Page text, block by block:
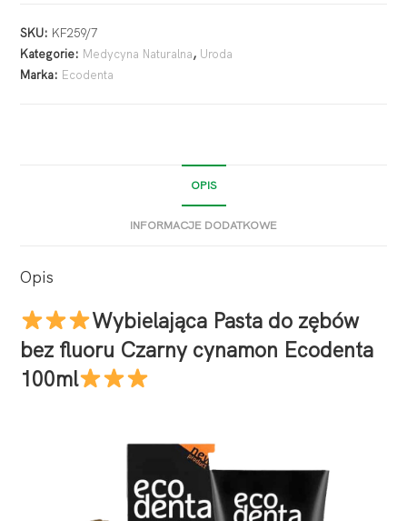
SKU: KF259/7
Kategorie: Medycyna Naturalna, Uroda
Marka: Ecodenta
OPIS
INFORMACJE DODATKOWE
Opis
Wybielająca Pasta do zębów
bez fluoru Czarny cynamon Ecodenta
100ml